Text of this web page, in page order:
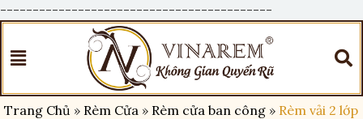
------------------------------------------
Trang Chủ » Rèm Cửa » Rèm cửa ban công » Rèm vải 2 lớp